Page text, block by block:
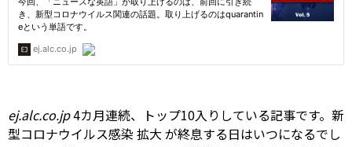
ej.alc.co.jp4カ月連続、トップ10入りしている記事です。新
型コロナウイルス感染 拡大 が終息する日はいつになるでし